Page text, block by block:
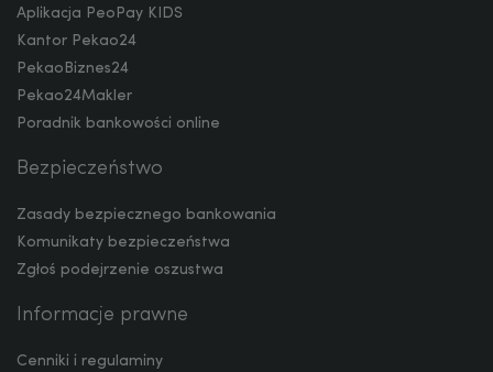
Aplikacja PeoPay KIDS
Kantor Pekao24
PekaoBiznes24
Pekao24Makler
Poradnik bankowości online
Bezpieczeństwo
Zasady bezpiecznego bankowania
Komunikaty bezpieczeństwa
Zgłoś podejrzenie oszustwa
Informacje prawne
Cenniki i regulaminy